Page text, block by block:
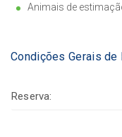
Animais de
Condições Gerais de
Reserva: